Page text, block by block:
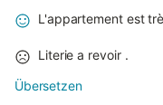
L'appartement est
Literie a revoir .
Übersetzen